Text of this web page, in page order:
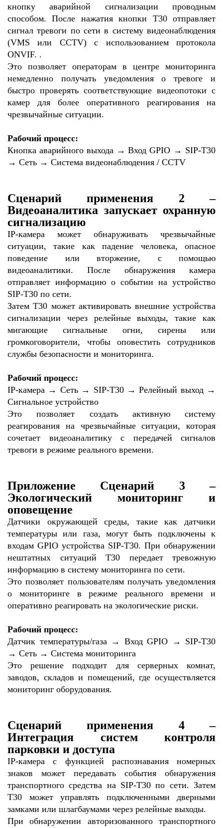
кнопку аварийной сигнализации проводным
способом. После нажатия кнопки T30 отправляет
сигнал тревоги по сети в систему видеонаблюдения
(VMS или CCTV) с использованием протокола
ONVIF. .
Это позволяет операторам в центре мониторинга
немедленно получать уведомления о тревоге и
быстро проверять соответствующие видеопотоки с
камер для более оперативного реагирования на
чрезвычайные ситуации.
Рабочий процесс:
Кнопка аварийного выхода → Вход GPIO → SIP-T30
→ Сеть → Система видеонаблюдения / CCTV
Сценарий применения 2 –
Видеоаналитика запускает охранную
сигнализацию
IP-камера может обнаруживать чрезвычайные
ситуации, такие как падение человека, опасное
поведение или вторжение, с помощью
видеоаналитики. После обнаружения камера
отправляет информацию о событии на устройство
SIP-T30 по сети.
Затем T30 может активировать внешние устройства
сигнализации через релейные выходы, такие как
мигающие сигнальные огни, сирены или
громкоговорители, чтобы оповестить сотрудников
службы безопасности и мониторинга.
Рабочий процесс:
IP-камера → Сеть → SIP-T30 → Релейный выход →
Сигнальное устройство
Это позволяет создать активную систему
реагирования на чрезвычайные ситуации, которая
сочетает видеоаналитику с передачей сигналов
тревоги в режиме реального времени.
Приложение Сценарий 3 –
Экологический мониторинг и
оповещение
Датчики окружающей среды, такие как датчики
температуры или газа, могут быть подключены к
входам GPIO устройства SIP-T30. При обнаружении
нештатных ситуаций T30 передает тревожную
информацию в систему мониторинга по сети.
Это позволяет пользователям получать уведомления
о мониторинге в режиме реального времени и
оперативно реагировать на экологические риски.
Рабочий процесс:
Датчик температуры/газа → Вход GPIO → SIP-T30
→ Сеть → Система мониторинга
Это решение подходит для серверных комнат,
заводов, складов и помещений, где осуществляется
мониторинг оборудования.
Сценарий применения 4 –
Интеграция систем контроля
парковки и доступа
IP-камера с функцией распознавания номерных
знаков может передавать события обнаружения
транспортного средства на SIP-T30 по сети. Затем
T30 может управлять подключенными дверными
замками или шлагбаумами через релейные выходы.
При обнаружении авторизованного транспортного